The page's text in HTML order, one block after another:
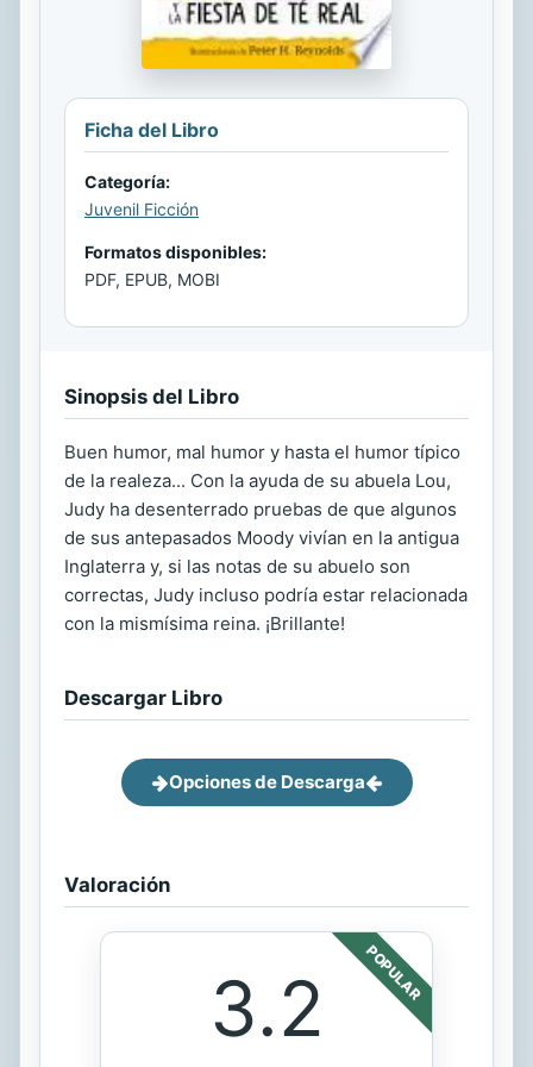
Ficha del Libro
Categoría:
Juvenil Ficción
Formatos disponibles:
PDF, EPUB, MOBI
Sinopsis del Libro
Buen humor, mal humor y hasta el humor típico
de la realeza... Con la ayuda de su abuela Lou,
Judy ha desenterrado pruebas de que algunos
de sus antepasados Moody vivían en la antigua
Inglaterra y, si las notas de su abuelo son
correctas, Judy incluso podría estar relacionada
con la mismísima reina. ¡Brillante!
Descargar Libro
Opciones de Descarga
Valoración
POPULAR
3.2